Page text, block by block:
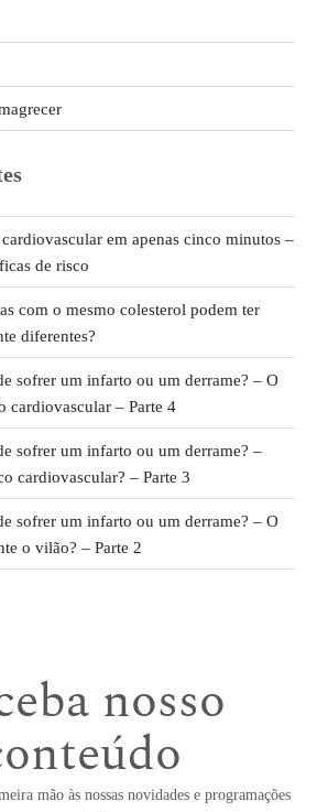
em apenas cinco minutos –
de risco
com o mesmo colesterol podem ter
diferentes?
sofrer um infarto ou um derrame? – O
cardiovascular – Parte 4
sofrer um infarto ou um derrame? –
cardiovascular? – Parte 3
sofrer um infarto ou um derrame? – O
o vilão? – Parte 2
nosso
mão às nossas novidades e programações